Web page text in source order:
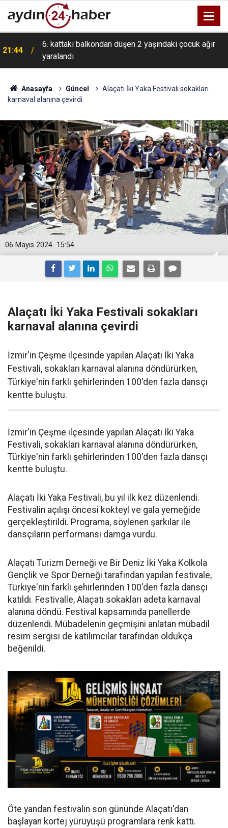
6. kattaki balkondan düşen 2 yaşındaki çocuk ağır
yaralandı
19:54
Kıbrıs Gazisi Ahmet Bacınak İzmir’de son
yolculuğuna uğurlandı
Anasayfa Güncel
Alaçatı İki Yaka Festivali sokakları
karnaval alanına çevirdi
15:54
06 Mayıs 2024
Alaçatı İki Yaka Festivali sokakları
karnaval alanına çevirdi
İzmir'in Çeşme ilçesinde yapılan Alaçatı İki Yaka
Festivali, sokakları karnaval alanına döndürürken,
Türkiye'nin farklı şehirlerinden 100'den fazla dansçı
kentte buluştu.
İzmir'in Çeşme ilçesinde yapılan Alaçatı İki Yaka
Festivali, sokakları karnaval alanına döndürürken,
Türkiye'nin farklı şehirlerinden 100'den fazla dansçı
kentte buluştu.
Alaçatı İki Yaka Festivali, bu yıl ilk kez düzenlendi.
Festivalin açılışı öncesi kokteyl ve gala yemeğide
gerçekleştirildi. Programa, söylenen şarkılar ile
dansçıların performansı damga vurdu.
Alaçatı Turizm Derneği ve Bir Deniz İki Yaka Kolkola
Gençlik ve Spor Derneği tarafından yapılan festivale,
Türkiye'nin farklı şehirlerinden 100'den fazla dansçı
katıldı. Festivalle, Alaçatı sokakları adeta karnaval
alanına döndü. Festival kapsamında panellerde
düzenlendi. Mübadelenin geçmişini anlatan mübadil
resim sergisi de katılımcılar tarafından oldukça
beğenildi.
Öte yandan festivalin son gününde Alaçatı'dan
başlayan kortej yürüyüşü programlara renk kattı.